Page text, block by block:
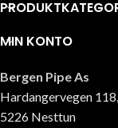
MIN KONTO
Bergen Pipe As
Hardangervegen 118,
5226 Nesttun